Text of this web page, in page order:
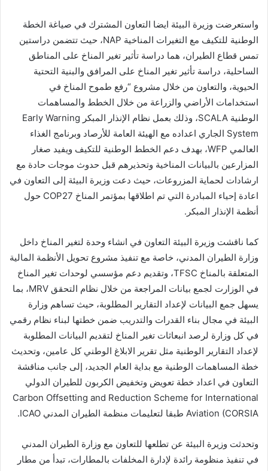
واستعرضت وزيرة البيئة ايضا التعاون المشترك في صياغة الخطة
الوطنية للتكيف مع التغيرات المناخية NAP، حيث تتضمن دراستين
تمس قطاع الطيران، هما دراسة تأثير تغير المناخ على المناطق
الساحلية، دراسة تأثير تغير المناخ على المرافق والبنية التحتية
الحيوية، والتعاون من خلال مشروع “رفع طموح المناخ في
استخدامات الأراضي والزراعة من خلال الخطط والمساهمات
الوطنية SCALA، وذلك بعمل نظام الإنذار المبكر Early Warning
System الجاري اعداده مع الهيئة العامة للأرصاد وبرنامج الغذاء
العالمي WFP، بهدف دعم الخطط الوطنية للتكيف ويفيد صغار
المزارعين بالبيانات المناخية وتحذيرهم قبل حدوث موجات حادة مع
ارشادات لحماية المزروعات، حيث دعت وزيرة البيئة إلى التعاون في
اعادة إحياء المبادرة التي تم اطلاقها بمؤتمر المناخ COP27 حول
أنظمة الإنذار المبكر.
كما ناقشت وزيرة البيئة التعاون في انشاء وحدة لتغير المناخ داخل
وزارة الطيران المدني، خاصة مع تنفيذ مشروع تحويل الأنظمة المالية
المتعلقة بالمناخ TFSC، وتقديم دعم مؤسسي لوحدات تغير المناخ
في الوزارت لجمع بيانات المراجعة من خلال نظام التحقق MRV، بما
يسهل جمع البيانات لإعداد التقارير المطلوبة، حيث تساهم وزارة
البيئة في مجال بناء القدرات والتدريب ضمن خطتها لبناء نظام رقمي
في كل وزارة لرصد انبعاثات تغير المناخ لتقديم البيانات المطلوبة
لإعداد التقارير الوطنية مثل تقرير الابلاغ الوطني كل عامين، وتحديث
خطة المساهمات الوطنية مع بداية العام الجديد، إلى جانب مناقشة
التعاون في اعداد خطة تعويض وتخفيض الكربون للطيران الدولي
Carbon Offsetting and Reduction Scheme for International
Aviation (CORSIA طبقا لتعليمات منظمة الطيران المدني ICAO.
وتحدثت وزيرة البيئة عن تطلعها للتعاون مع وزارة الطيران المدني
في تنفيذ منظومة رائدة لإدارة المخلفات بالمطارات، تبدأ من مطار